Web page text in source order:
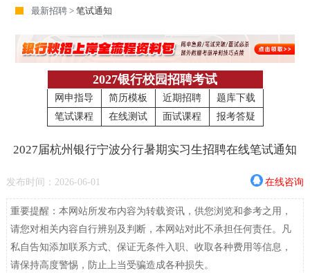
最新招聘 >笔试通知
2027银行校园招聘考试
网申指导 简历模板 近期招聘
题库下载
笔试课程
在线测试 面试课程 报考答疑
2027届杭州银行宁波分行暑期实习生招聘在线笔试通知
发布时间：2026-06-01 在线咨询
重要提醒：本网站所发布内容为转载资讯，供您浏览和参考之用，
请您对相关内容自行辨别及判断，本网站对此不承担任何责任。凡
私自告知添加联系方式、保证无条件入职、收取各种费用等信息，
请保持高度警惕，防止上当受骗造成各种损失。